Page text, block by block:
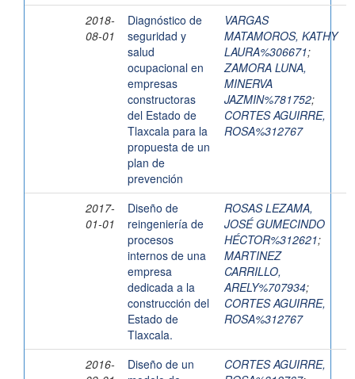
2018-
08-01
Diagnóstico de
seguridad y
salud
ocupacional en
empresas
constructoras
del Estado de
Tlaxcala para la
propuesta de un
plan de
prevención
VARGAS
MATAMOROS, KATHY
LAURA%306671;
ZAMORA LUNA,
MINERVA
JAZMIN%781752;
CORTES AGUIRRE,
ROSA%312767
2017-
01-01
Diseño de
reingeniería de
procesos
internos de una
empresa
dedicada a la
construcción del
Estado de
Tlaxcala.
ROSAS LEZAMA,
JOSÉ GUMECINDO
HÉCTOR%312621;
MARTINEZ
CARRILLO,
ARELY%707934;
CORTES AGUIRRE,
ROSA%312767
2016-
Diseño de un
CORTES AGUIRRE,